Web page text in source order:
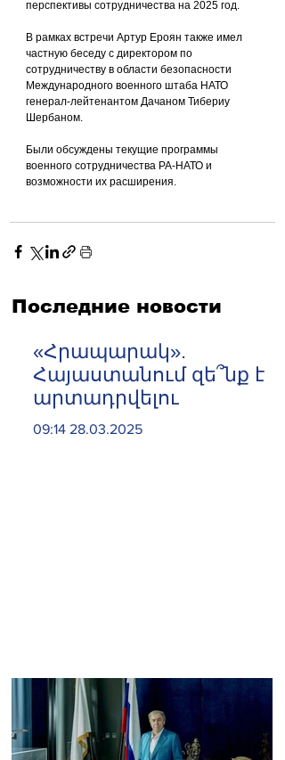
перспективы сотрудничества на 2025 год.
В рамках встречи Артур Ероян также имел
частную беседу с директором по
сотрудничеству в области безопасности
Международного военного штаба НАТО
генерал-лейтенантом Дачаном Тибериу
Шербаном.
Были обсуждены текущие программы
военного сотрудничества РА-НАТО и
возможности их расширения.
Последние новости
«Հրապարակ».
Հայաստանում զե՞նք է
արտադրվելու
09:14 28.03.2025